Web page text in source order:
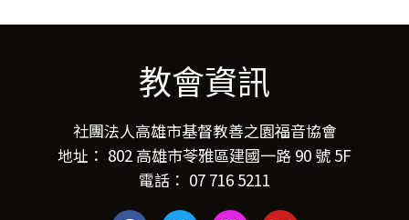
教會資訊
社團法人高雄市基督教善之園福音協會
地址： 802 高雄市苓雅區建國一路 90 號 5F
電話： 07 716 5211